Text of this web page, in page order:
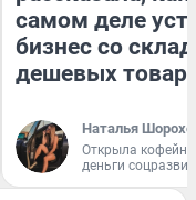
самом деле
бизнес со
дешевых
Наталья
Открыла
деньги